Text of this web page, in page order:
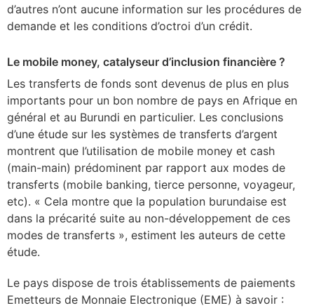
d’autres n’ont aucune information sur les procédures de
demande et les conditions d’octroi d’un crédit.
Le mobile money, catalyseur d’inclusion financière ?
Les transferts de fonds sont devenus de plus en plus
importants pour un bon nombre de pays en Afrique en
général et au Burundi en particulier. Les conclusions
d’une étude sur les systèmes de transferts d’argent
montrent que l’utilisation de mobile money et cash
(main-main) prédominent par rapport aux modes de
transferts (mobile banking, tierce personne, voyageur,
etc). « Cela montre que la population burundaise est
dans la précarité suite au non-développement de ces
modes de transferts », estiment les auteurs de cette
étude.
Le pays dispose de trois établissements de paiements
Emetteurs de Monnaie Electronique (EME) à savoir :